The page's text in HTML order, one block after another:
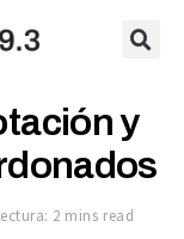
y
2 mins read